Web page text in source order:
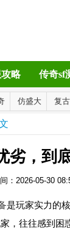
略 传奇sf
仿盛大 复
劣，到
：2026-05-30
是玩家实力的
，往往感到困